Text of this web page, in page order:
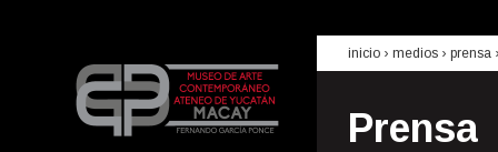
inicio › medios › prensa
Prensa